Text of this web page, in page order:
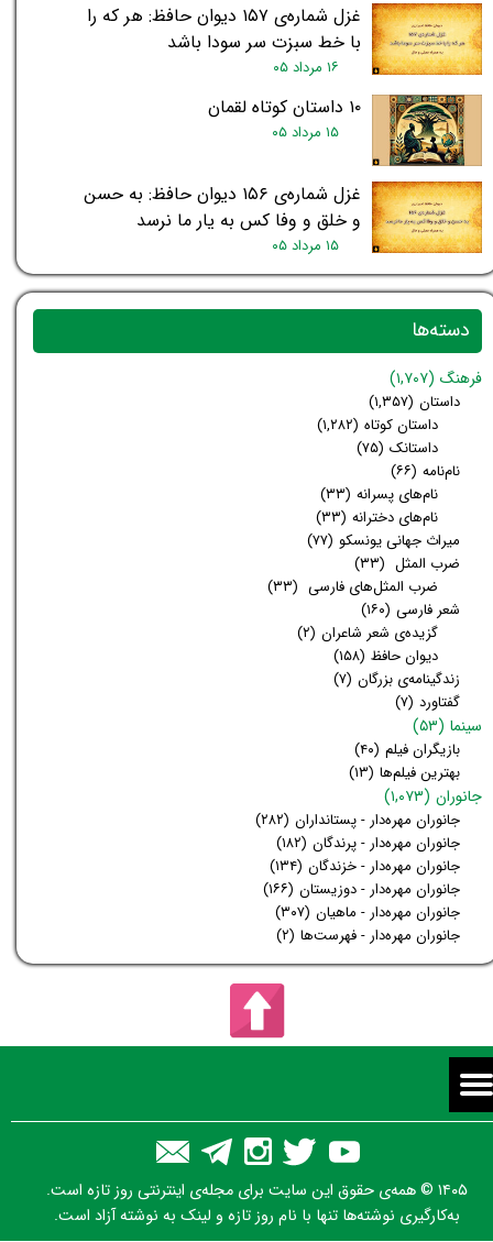
غزل شماره‌ی ۱۵۷ دیوان حافظ: هر که را
با خط سبزت سر سودا باشد
۱۶ مرداد ۰۵
۱۰ داستان کوتاه لقمان
۱۵ مرداد ۰۵
غزل شماره‌ی ۱۵۶ دیوان حافظ: به حسن
و خلق و وفا کس به یار ما نرسد
۱۵ مرداد ۰۵
دسته‌ها
فرهنگ (۱,۷۰۷)
داستان (۱,۳۵۷)
داستان کوتاه (۱,۲۸۲)
داستانک (۷۵)
نام‌نامه (۶۶)
نام‌های پسرانه (۳۳)
نام‌های دخترانه (۳۳)
میراث جهانی یونسکو (۷۷)
ضرب المثل (۳۳)
ضرب المثل‌های فارسی (۳۳)
شعر فارسی (۱۶۰)
گزیده‌ی شعر شاعران (۲)
دیوان حافظ (۱۵۸)
زندگینامه‌ی بزرگان (۷)
گفتاورد (۷)
سینما (۵۳)
بازیگران فیلم (۴۰)
بهترین فیلم‌ها (۱۳)
جانوران (۱,۰۷۳)
جانوران مهره‌دار - پستانداران (۲۸۲)
جانوران مهره‌دار - پرندگان (۱۸۲)
جانوران مهره‌دار - خزندگان (۱۳۴)
جانوران مهره‌دار - دوزیستان (۱۶۶)
جانوران مهره‌دار - ماهیان (۳۰۷)
جانوران مهره‌دار - فهرست‌ها (۲)
۱۴۰۵ © همه‌ی حقوق این سایت برای مجله‌ی اینترنتی روز تازه است.
به‌کارگیری نوشته‌ها تنها با نام روز تازه و لینک به نوشته آزاد است.